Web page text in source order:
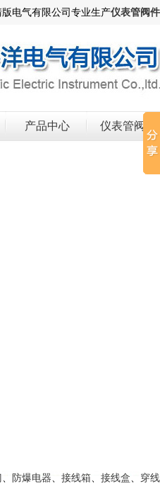
版电气有限公司专业生产仪表管阀件
产品中心 仪表管阀件
、 防爆电器、 接线箱、 接线盒、 穿